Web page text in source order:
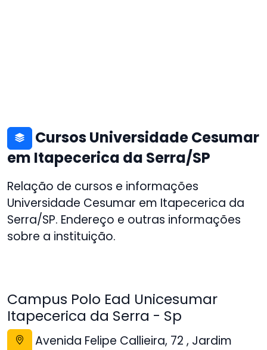
Cursos Universidade Cesumar
em Itapecerica da Serra/SP
Relação de cursos e informações
Universidade Cesumar em Itapecerica da
Serra/SP. Endereço e outras informações
sobre a instituição.
Campus Polo Ead Unicesumar
Itapecerica da Serra - Sp
Avenida Felipe Callieira, 72 , Jardim